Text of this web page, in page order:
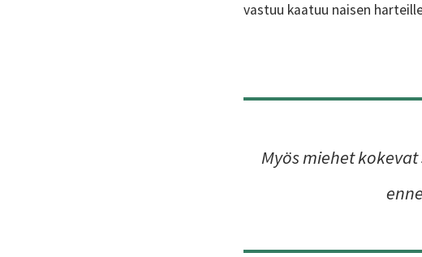
vastuu kaatuu naisen
Myös miehet